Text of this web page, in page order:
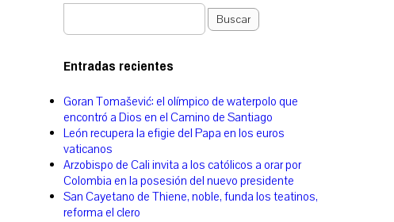
Buscar
Entradas recientes
Goran Tomašević: el olímpico de waterpolo que
encontró a Dios en el Camino de Santiago
León recupera la efigie del Papa en los euros
vaticanos
Arzobispo de Cali invita a los católicos a orar por
Colombia en la posesión del nuevo presidente
San Cayetano de Thiene, noble, funda los teatinos,
reforma el clero